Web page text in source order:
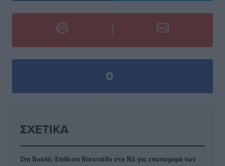
0
ΣΧΕΤΙΚΆ
Στη Βουλή: Επίθεση Νικητιάδη στη ΝΔ για επαναφορά των